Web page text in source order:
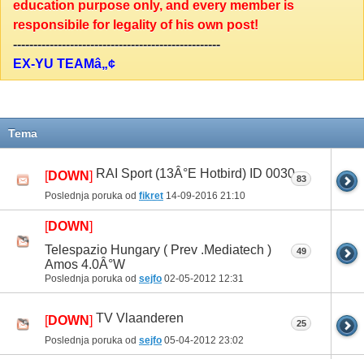
education purpose only, and every member is
responsibile for legality of his own post!
---------------------------------------------------
EX-YU TEAMâ„¢
Tema
[DOWN] RAI Sport (13Â°E Hotbird) ID 0030
Poslednja poruka od fikret 14-09-2016 21:10
83
[DOWN]
Telespazio Hungary ( Prev .Mediatech )
Amos 4.0Â°W
Poslednja poruka od sejfo 02-05-2012 12:31
49
[DOWN] TV Vlaanderen
Poslednja poruka od sejfo 05-04-2012 23:02
25